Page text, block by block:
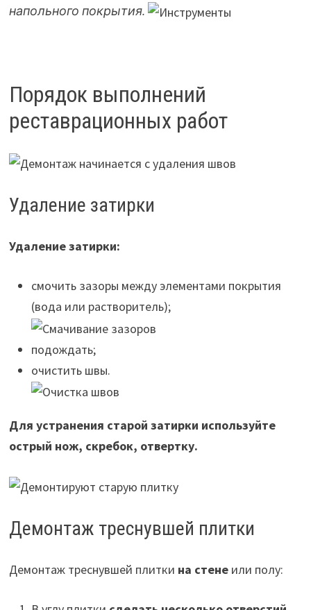
напольного покрытия.
Порядок выполнений
реставрационных работ
Удаление затирки
Удаление затирки:
смочить зазоры между элементами покрытия
(вода или растворитель);
подождать;
очистить швы.
Для устранения старой затирки используйте
острый нож, скребок, отвертку.
Демонтаж треснувшей плитки
Демонтаж треснувшей плитки на стенеили полу: